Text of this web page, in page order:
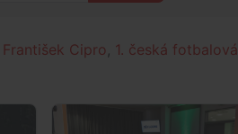
František Cipro 1. česká fotbalová